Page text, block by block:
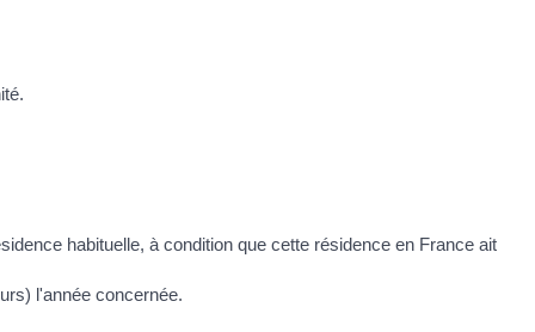
habituelle, à condition que cette résidence en France ait
l'année concernée.